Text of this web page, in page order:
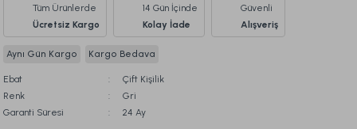
Tüm Ürünlerde
Ücretsiz Kargo
14 Gün İçinde
Kolay İade
Güvenli
Alışveriş
Aynı Gün Kargo Kargo Bedava
Ebat
Çift Kişilik
Renk
Gri
Garanti Süresi
24 Ay